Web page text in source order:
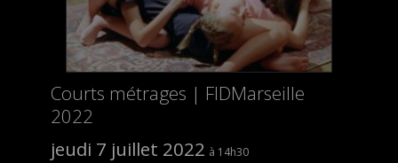
Courts métrages | FIDMarseille
2022
jeudi 7 juillet 2022
14h30